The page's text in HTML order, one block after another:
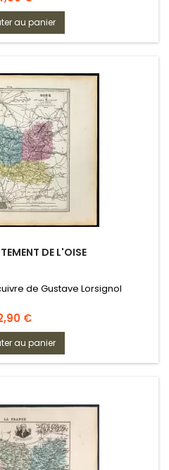
au panier
DE L'OISE
de Gustave Lorsignol
€
au panier